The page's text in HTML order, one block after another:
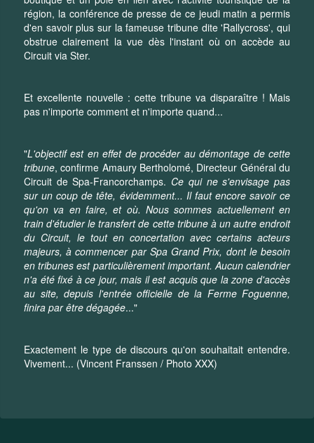
région, la conférence de presse de ce jeudi matin a permis
d'en savoir plus sur la fameuse tribune dite 'Rallycross', qui
obstrue clairement la vue dès l'instant où on accède au
Circuit via Ster.
Et excellente nouvelle : cette tribune va disparaître ! Mais
pas n'importe comment et n'importe quand...
"L'objectif est en effet de procéder au démontage de cette
tribune, confirme Amaury Bertholomé, Directeur Général du
Circuit de Spa-Francorchamps. Ce qui ne s'envisage pas
sur un coup de tête, évidemment... Il faut encore savoir ce
qu'on va en faire, et où. Nous sommes actuellement en
train d'étudier le transfert de cette tribune à un autre endroit
du Circuit, le tout en concertation avec certains acteurs
majeurs, à commencer par Spa Grand Prix, dont le besoin
en tribunes est particulièrement important. Aucun calendrier
n'a été fixé à ce jour, mais il est acquis que la zone d'accès
au site, depuis l'entrée officielle de la Ferme Foguenne,
finira par être dégagée..."
Exactement le type de discours qu'on souhaitait entendre.
Vivement... (Vincent Franssen / Photo XXX)